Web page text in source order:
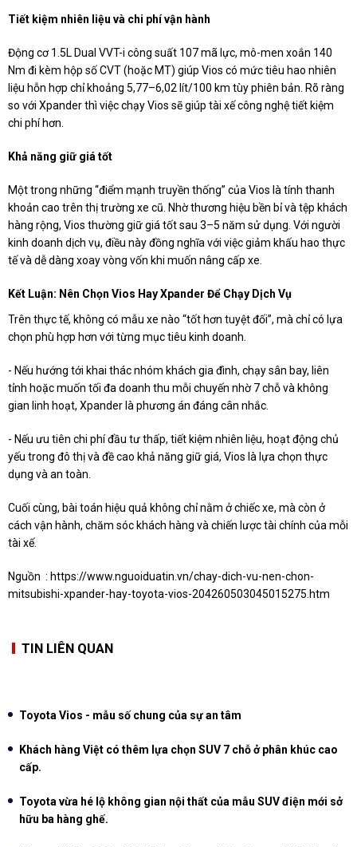
Tiết kiệm nhiên liệu và chi phí vận hành
Động cơ 1.5L Dual VVT-i công suất 107 mã lực, mô-men xoắn 140
Nm đi kèm hộp số CVT (hoặc MT) giúp Vios có mức tiêu hao nhiên
liệu hỗn hợp chỉ khoảng 5,77–6,02 lít/100 km tùy phiên bản. Rõ ràng
so với Xpander thì việc chạy Vios sẽ giúp tài xế công nghệ tiết kiệm
chi phí hơn.
Khả năng giữ giá tốt
Một trong những “điểm mạnh truyền thống” của Vios là tính thanh
khoản cao trên thị trường xe cũ. Nhờ thương hiệu bền bỉ và tệp khách
hàng rộng, Vios thường giữ giá tốt sau 3–5 năm sử dụng. Với người
kinh doanh dịch vụ, điều này đồng nghĩa với việc giảm khấu hao thực
tế và dễ dàng xoay vòng vốn khi muốn nâng cấp xe.
Kết Luận: Nên Chọn Vios Hay Xpander Để Chạy Dịch Vụ
Trên thực tế, không có mẫu xe nào “tốt hơn tuyệt đối”, mà chỉ có lựa
chọn phù hợp hơn với từng mục tiêu kinh doanh.
- Nếu hướng tới khai thác nhóm khách gia đình, chạy sân bay, liên
tỉnh hoặc muốn tối đa doanh thu mỗi chuyến nhờ 7 chỗ và không
gian linh hoạt, Xpander là phương án đáng cân nhắc.
- Nếu ưu tiên chi phí đầu tư thấp, tiết kiệm nhiên liệu, hoạt động chủ
yếu trong đô thị và đề cao khả năng giữ giá, Vios là lựa chọn thực
dụng và an toàn.
Cuối cùng, bài toán hiệu quả không chỉ nằm ở chiếc xe, mà còn ở
cách vận hành, chăm sóc khách hàng và chiến lược tài chính của mỗi
tài xế.
Nguồn : https://www.nguoiduatin.vn/chay-dich-vu-nen-chon-
mitsubishi-xpander-hay-toyota-vios-204260503045015275.htm
TIN LIÊN QUAN
Toyota Vios - mẫu số chung của sự an tâm
Khách hàng Việt có thêm lựa chọn SUV 7 chỗ ở phân khúc cao
cấp.
Toyota vừa hé lộ không gian nội thất của mẫu SUV điện mới sở
hữu ba hàng ghế.